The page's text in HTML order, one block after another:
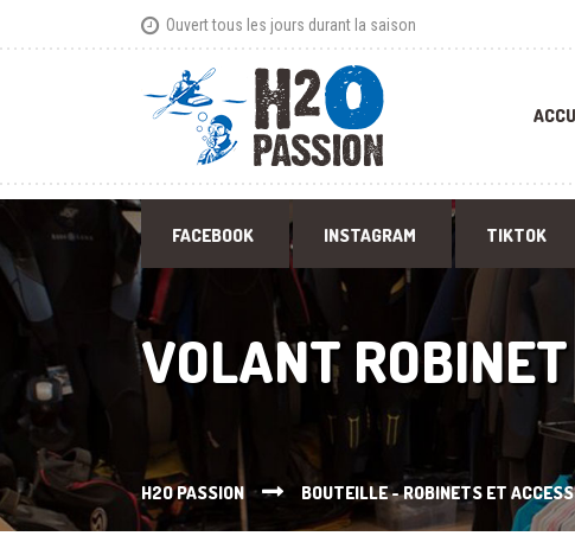
Ouvert tous les jours durant la saison
FACEBOOK INSTAGRAM TIKTOK
VOLANT ROBINET
H2O PASSION BOUTEILLE - ROBINETS ET